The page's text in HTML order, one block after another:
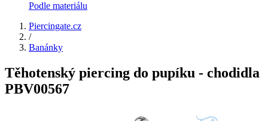
Podle materiálu
Piercingate.cz
/
Banánky
Těhotenský piercing do pupíku - chodidla
PBV00567